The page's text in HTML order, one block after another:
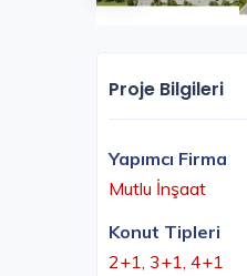
Proje Bilgileri
Yapımcı Firma
Mutlu İnşaat
Konut Tipleri
2+1, 3+1, 4+1